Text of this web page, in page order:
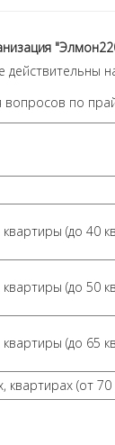
действительны
вопросов по
(до 40
(до 50
(до 65
(от 70